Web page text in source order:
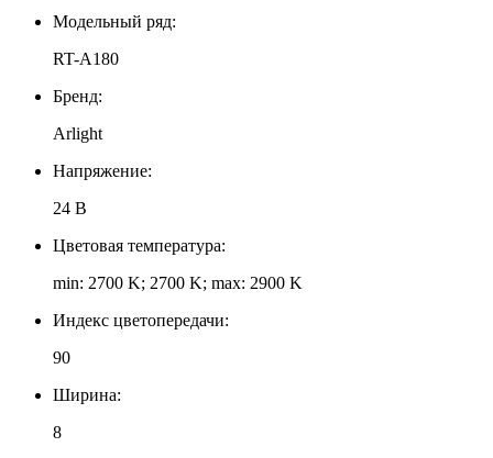
Модельный ряд:
RT-A180
Бренд:
Arlight
Напряжение:
24 В
Цветовая температура:
min: 2700 K; 2700 K; max: 2900 K
Индекс цветопередачи:
90
Ширина:
8